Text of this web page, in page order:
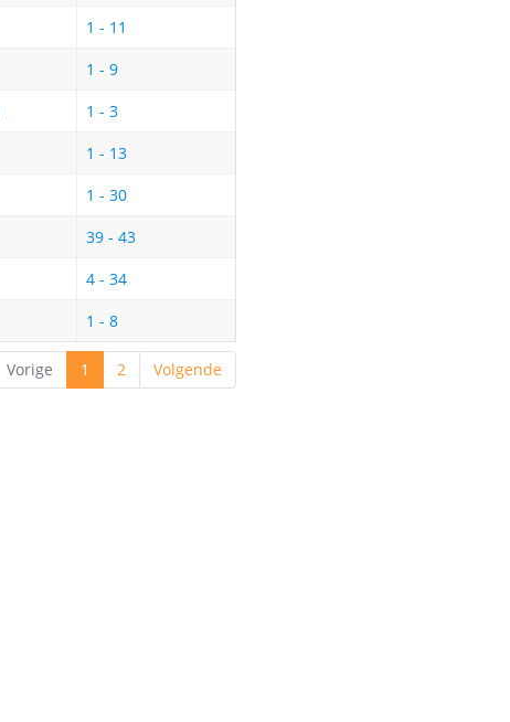
1 - 11
1 - 9
1 - 3
1 - 13
1 - 30
39 - 43
4 - 34
1 - 8
Vorige 1 2 Volgende